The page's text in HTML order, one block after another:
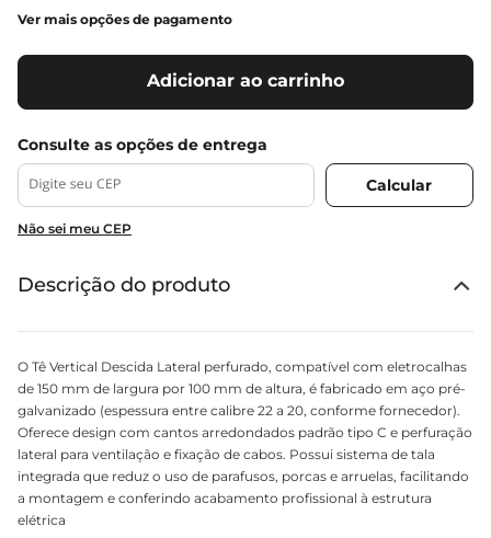
Ver mais opções de pagamento
Adicionar ao carrinho
Não sei meu CEP
Descrição do produto
O Tê Vertical Descida Lateral perfurado, compatível com eletrocalhas
de 150 mm de largura por 100 mm de altura, é fabricado em aço pré-
galvanizado (espessura entre calibre 22 a 20, conforme fornecedor).
Oferece design com cantos arredondados padrão tipo C e perfuração
lateral para ventilação e fixação de cabos. Possui sistema de tala
integrada que reduz o uso de parafusos, porcas e arruelas, facilitando
a montagem e conferindo acabamento profissional à estrutura
elétrica